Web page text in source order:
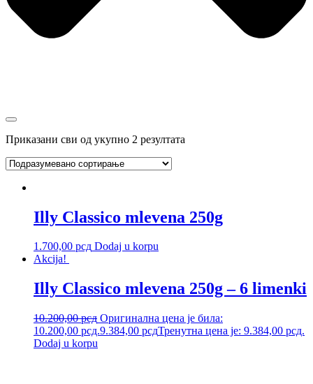
Приказани сви од укупно 2 резултата
Illy Classico mlevena 250g
1.700,00 рсд Dodaj u korpu
Akcija!
Illy Classico mlevena 250g – 6 limenki
10.200,00рсд Оригинална цена је била:
10.200,00 рсд.9.384,00 рсдТренутна цена је: 9.384,00 рсд.
Dodaj u korpu